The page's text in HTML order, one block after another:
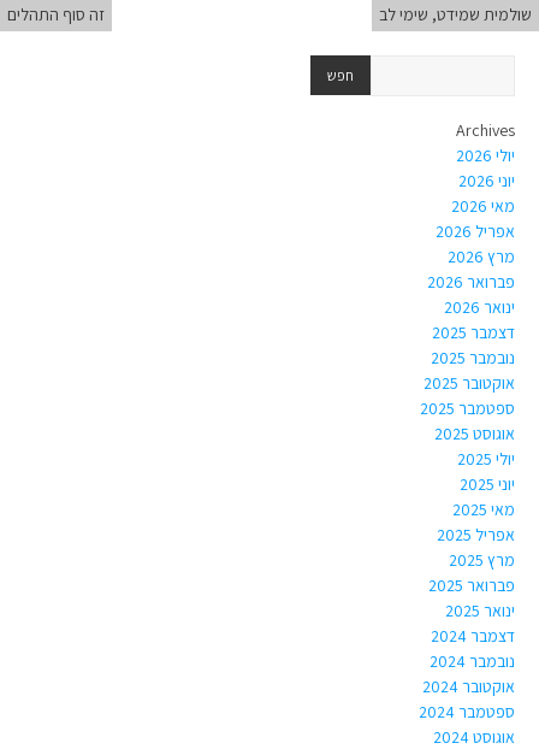
שולמית שמידט, שימי לב זה סוף התהלים
Archives
יולי 2026
יוני 2026
מאי 2026
אפריל 2026
מרץ 2026
פברואר 2026
ינואר 2026
דצמבר 2025
נובמבר 2025
אוקטובר 2025
ספטמבר 2025
אוגוסט 2025
יולי 2025
יוני 2025
מאי 2025
אפריל 2025
מרץ 2025
פברואר 2025
ינואר 2025
דצמבר 2024
נובמבר 2024
אוקטובר 2024
ספטמבר 2024
אוגוסט 2024